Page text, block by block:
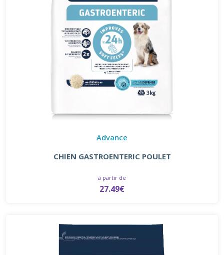
Advance
CHIEN GASTROENTERIC POULET
à partir de
27.49€